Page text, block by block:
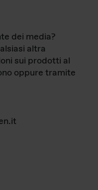
dei media?
altra
sui prodotti al
oppure tramite